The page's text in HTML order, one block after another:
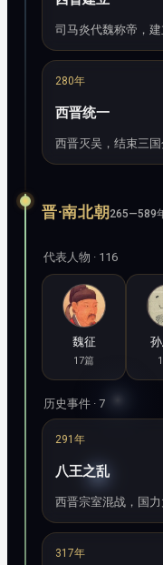
司马炎代魏称帝，建
280年
西晋统一
西晋灭吴，结束三国
晋·南北朝 265—589
代表人物 · 116
魏征
17篇
历史事件 · 7
291年
八王之乱
西晋宗室混战，国力
317年